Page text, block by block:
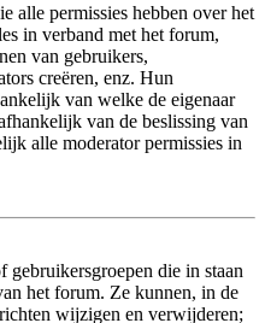
alle permissies hebben over het
in verband met het forum,
van gebruikers,
creëren, enz. Hun
van welke de eigenaar
van de beslissing van
alle moderator permissies in
die in staan
het forum. Ze kunnen, in de
wijzigen en verwijderen;